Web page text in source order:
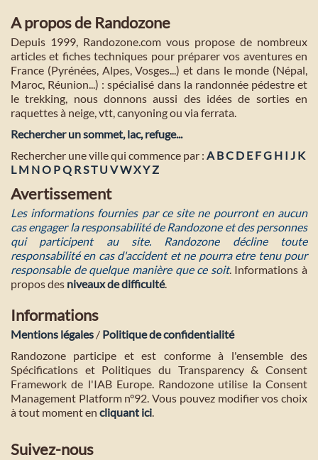
A propos de Randozone
Depuis 1999, Randozone.com vous propose de nombreux
articles et fiches techniques pour préparer vos aventures en
France (Pyrénées, Alpes, Vosges...) et dans le monde (Népal,
Maroc, Réunion...) : spécialisé dans la randonnée pédestre et
le trekking, nous donnons aussi des idées de sorties en
raquettes à neige, vtt, canyoning ou via ferrata.
Rechercher un sommet, lac, refuge...
Rechercher une ville qui commence par : A BC D E FG H I J K
L M NO PQ RST U VWXYZ
Avertissement
Les informations fournies par ce site ne pourront en aucun
cas engager la responsabilité de Randozone et des personnes
qui participent au site. Randozone décline toute
responsabilité en cas d'accident et ne pourra etre tenu pour
responsable de quelque manière que ce soit. Informations à
propos des niveaux de difficulté.
Informations
Mentions légales / Politique de confidentialité
Randozone participe et est conforme à l'ensemble des
Spécifications et Politiques du Transparency & Consent
Framework de l'IAB Europe. Randozone utilise la Consent
Management Platform n°92. Vous pouvez modifier vos choix
à tout moment en cliquant ici.
Suivez-nous